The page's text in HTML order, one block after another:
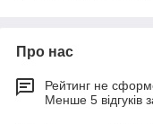
Про нас
Рейтинг не
Менше 5 відгуків